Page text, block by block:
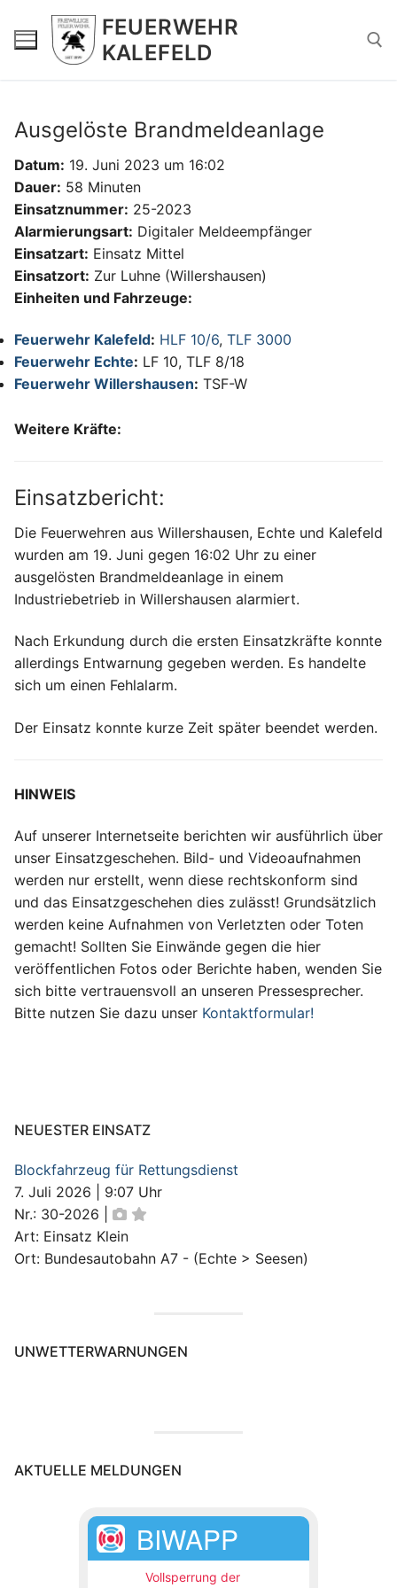
Inhalt
springen
FEUERWEHR
KALEFELD
Ausgelöste Brandmeldeanlage
Datum: 19. Juni 2023 um 16:02
Dauer: 58 Minuten
Einsatznummer: 25-2023
Alarmierungsart: Digitaler Meldeempfänger
Einsatzart: Einsatz Mittel
Einsatzort: Zur Luhne (Willershausen)
Einheiten und Fahrzeuge:
Feuerwehr Kalefeld: HLF 10/6, TLF 3000
Feuerwehr Echte: LF 10, TLF 8/18
Feuerwehr Willershausen: TSF-W
Weitere Kräfte:
Einsatzbericht:
Die Feuerwehren aus Willershausen, Echte und Kalefeld
wurden am 19. Juni gegen 16:02 Uhr zu einer
ausgelösten Brandmeldeanlage in einem
Industriebetrieb in Willershausen alarmiert.
Nach Erkundung durch die ersten Einsatzkräfte konnte
allerdings Entwarnung gegeben werden. Es handelte
sich um einen Fehlalarm.
Der Einsatz konnte kurze Zeit später beendet werden.
HINWEIS
Auf unserer Internetseite berichten wir ausführlich über
unser Einsatzgeschehen. Bild- und Videoaufnahmen
werden nur erstellt, wenn diese rechtskonform sind
und das Einsatzgeschehen dies zulässt! Grundsätzlich
werden keine Aufnahmen von Verletzten oder Toten
gemacht! Sollten Sie Einwände gegen die hier
veröffentlichen Fotos oder Berichte haben, wenden Sie
sich bitte vertrauensvoll an unseren Pressesprecher.
Bitte nutzen Sie dazu unser Kontaktformular!
NEUESTER EINSATZ
Blockfahrzeug für Rettungsdienst
7. Juli 2026
9:07 Uhr
Nr.: 30-2026
Art: Einsatz Klein
Ort: Bundesautobahn A7 - (Echte > Seesen)
UNWETTERWARNUNGEN
AKTUELLE MELDUNGEN
BIWAPP
Vollsperrung der